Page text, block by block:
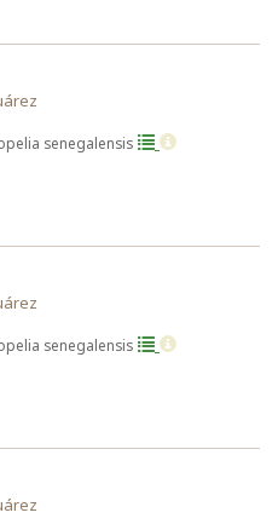
senegalensis
senegalensis